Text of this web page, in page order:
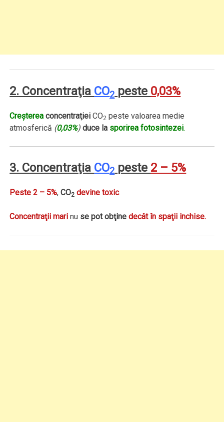
2. Concentraţia CO2 peste 0,03%
Creşterea concentraţiei CO2 peste valoarea medie
atmosferică (0,03%) duce la sporirea fotosintezei.
3. Concentraţia CO2 peste 2 – 5%
Peste 2 – 5%,CO2 devine toxic.
Concentraţii mari nu se pot obţinedecât în spaţii inchise.